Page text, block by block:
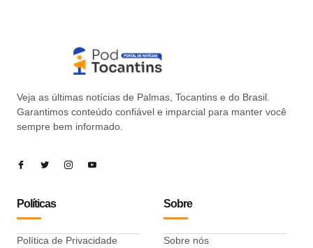
Veja as últimas notícias de Palmas, Tocantins e do Brasil.
Garantimos conteúdo confiável e imparcial para manter você
sempre bem informado.
Políticas
Política de Privacidade
Sobre
Sobre nós